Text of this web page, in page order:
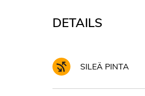
DETAILS
SILEÄ PINTA